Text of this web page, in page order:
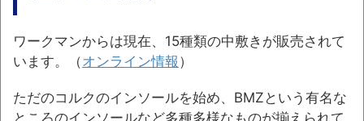
ワークマンからは現在、15種類の中敷きが販売されて
います。（オンライン情報 ）
ただのコルクのインソールを始め、BMZという有名な
ところのインソールなど多種多様なものが揃えられて